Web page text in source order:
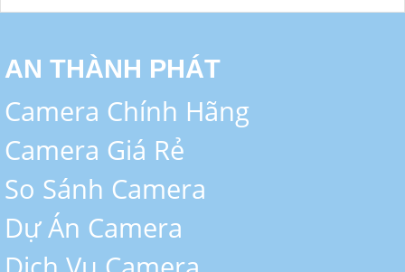
AN THÀNH PHÁT
Camera Chính Hãng
Camera Giá Rẻ
So Sánh Camera
Dự Án Camera